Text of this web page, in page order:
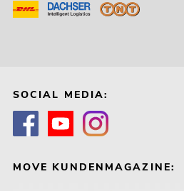
SOCIAL MEDIA:
MOVE KUNDENMAGAZINE: